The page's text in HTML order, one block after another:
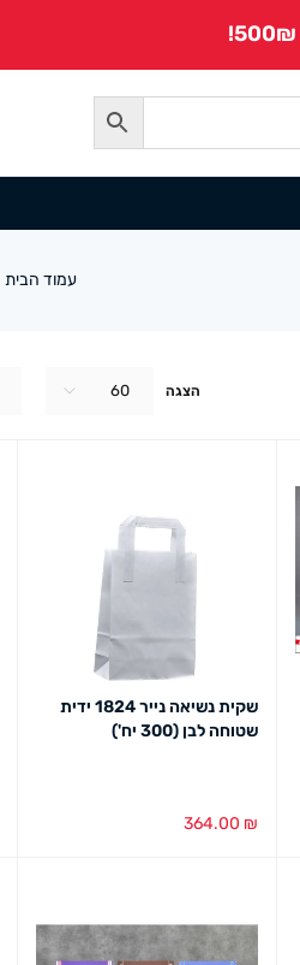
עמוד הבית
הצגה 60
שקית נשיאה נייר 1824 ידית
שטוחה לבן (300 יח')
364.00 ₪